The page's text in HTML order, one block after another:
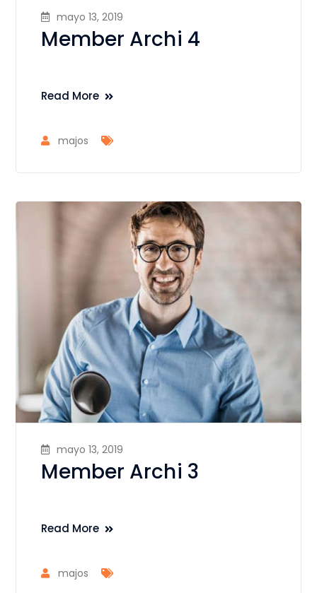
mayo 13, 2019
Member Archi 4
Read More
majos
mayo 13, 2019
Member Archi 3
Read More
majos